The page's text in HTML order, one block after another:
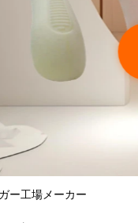
ださい
ー工場メーカー